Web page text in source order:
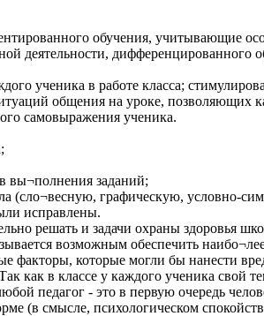
обучения, учитывающие
деятельности, дифференцированного
ученика в работе класса;
общения на уроке, позволяющих
самовыражения ученика.
вы¬полнения заданий;
(сло¬весную, графическую, условно-
исправлены.
решать и задачи охраны здоровья
возможным обеспечить
факторы, которые могли бы нанести
как в классе у каждого ученика свой
педагог - это в первую очередь
смысле, психологическом